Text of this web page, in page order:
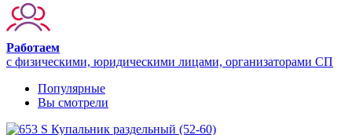
Работаем
с физическими, юридическими лицами, организаторами СП
Популярные
Вы смотрели